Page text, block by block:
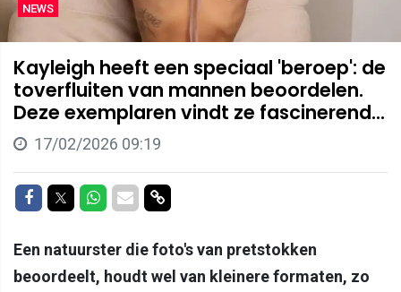
NEWS
Kayleigh heeft een speciaal 'beroep': de
toverfluiten van mannen beoordelen.
Deze exemplaren vindt ze fascinerend...
17/02/2026 09:19
Delen op Facebook
Delen op Twitter
Delen op Whatsapp
Delen via Mail
Delen via link
Een natuurster die foto's van pretstokken
beoordeelt, houdt wel van kleinere formaten, zo